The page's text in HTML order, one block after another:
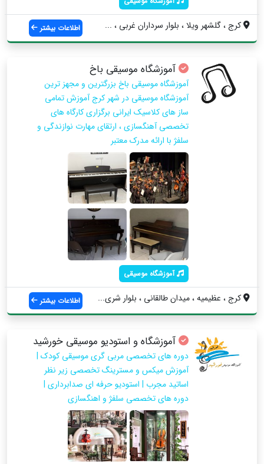
کرج ، گلشهر ویلا ، بلوار سرداران غربی ، ... اطلاعات بیشتر
آموزشگاه موسیقی باخ
آموزشگاه موسیقی باخ بزرگترین و مجهز ترین
آموزشگاه موسیقی در شهر کرج آموزش تمامی
ساز های کلاسیک ایرانی برگزاری کارگاه های
تخصصی آهنگسازی ، ارتقای مهارت نوازندگی و
سلفژ با ارائه مدرک معتبر
آموزشگاه موسیقی
کرج ، عظیمیه ، میدان طالقانی ، بلوار شری... اطلاعات بیشتر
آموزشگاه و استودیو موسیقی خورشید
دوره های تخصصی مربی گری موسیقی کودک |
آموزش میکس و مسترینگ تخصصی زیر نظر
اساتید مجرب | استودیو حرفه ای صدابرداری |
دوره های تخصصی سلفژ و اهنگسازی